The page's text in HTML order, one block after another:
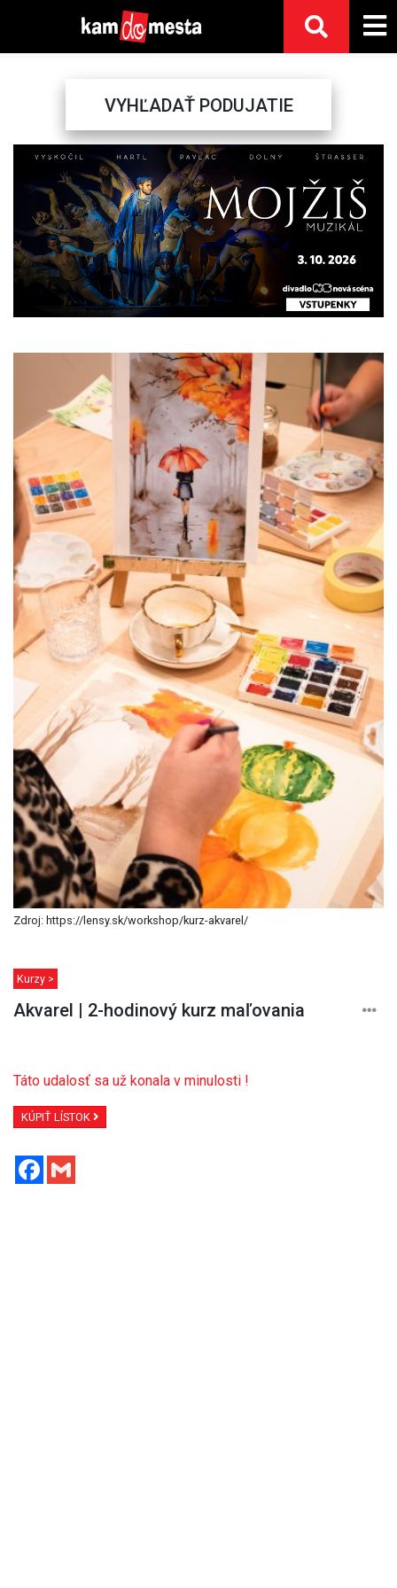
VYHĽADAŤ PODUJATIE
Previous
Zdroj: https://lensy.sk/workshop/kurz-akvarel/
Kurzy >
Akvarel | 2-hodinový kurz maľovania
Táto udalosť sa už konala v minulosti !
KÚPIŤ LÍSTOK
Facebook